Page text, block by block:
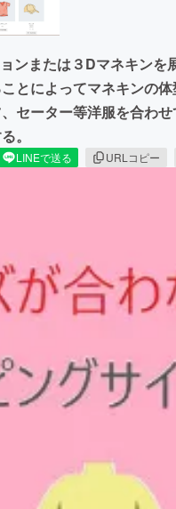
ンまたは３Dマネキンを
とによってマネキンの
セーター等洋服を合わ
。
LINEで送る URLコピー